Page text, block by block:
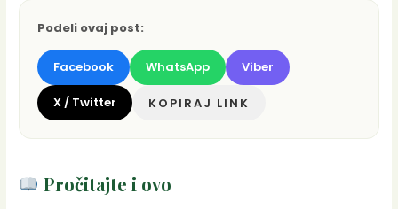
Podeli ovaj post:
Facebook WhatsApp Viber
X / Twitter KOPIRAJ LINK
Pročitajte i ovo